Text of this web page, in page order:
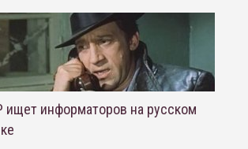
ищет информаторов на русском